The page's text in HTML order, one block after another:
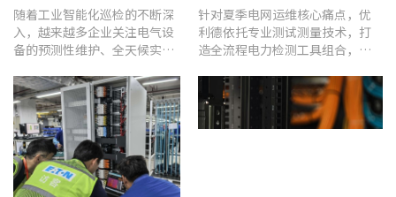
随着工业智能化巡检的不断深
入，越来越多企业关注电气设
备的预测性维护、全天候实时
查。
针对夏季电网运维核心痛点，优
利德依托专业测试测量技术，打
造全流程电力检测工具组合，覆
测及电能质量分析等核心场景